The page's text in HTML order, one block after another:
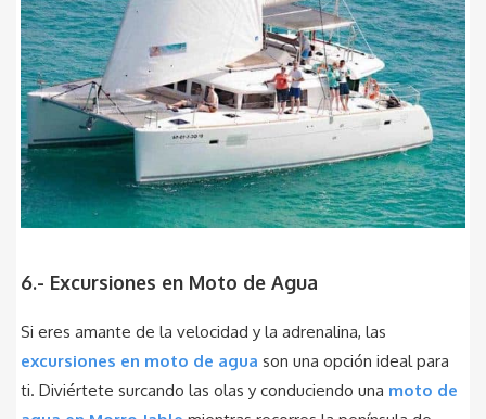
6.- Excursiones en Moto de Agua
Si eres amante de la velocidad y la adrenalina, las
excursiones en moto de agua son una opción ideal para
ti. Diviértete surcando las olas y conduciendo una moto de